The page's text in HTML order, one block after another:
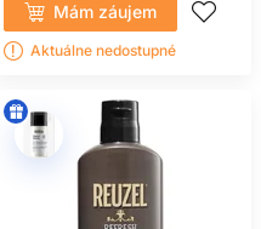
Mám záujem
Aktuálne nedostupné